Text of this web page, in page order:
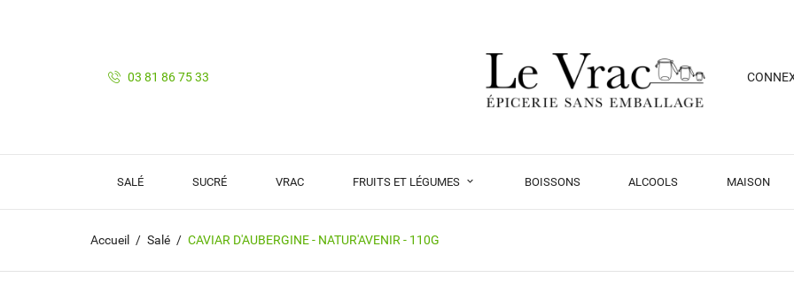
03 81 86 75 33
SALÉ SUCRÉ VRAC FRUITS ET LÉGUMES BOISSONS ALCOOLS MAISON
Accueil Salé CAVIAR D'AUBERGINE - NATUR'AVENIR - 110G